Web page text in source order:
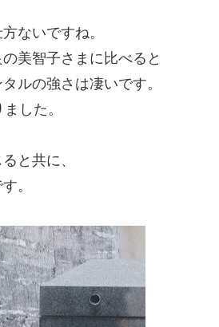
ないですね。
美智子さまに比べると
ルの強さは凄いです。
した。
と共に、
。